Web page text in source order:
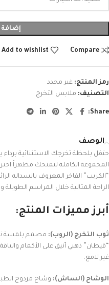
إضافة
Compare
Add to wishlist
رمز المنتج: غير محدد
التصنيف: ملابس التخرج
Share:
الوصف
حتفل بلحظة تخرجك الاستثنائية
المجموعة الكاملة لتمنحك مظهراً
“الكريب” الفاخر المعروف بانسداله
الراحة المثالية خلال المراسم
أبرز مميزات المنتج:
ثوب التخرج (الروب):
“قيطان” ذهبي أنيق على الأكمام
غير لامع.
الوشاح (الساش): وشاح مزدوج